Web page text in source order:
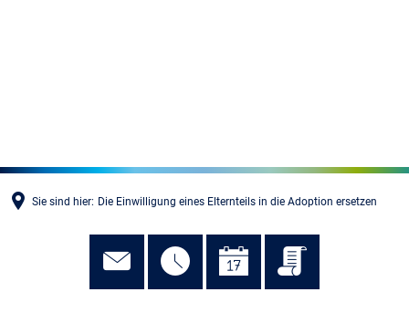
Sie sind hier: Die Einwilligung eines Elternteils in die Adoption ersetzen